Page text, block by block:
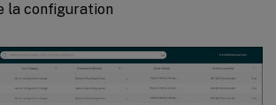
la configuration